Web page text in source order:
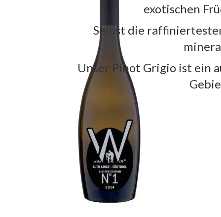
exotischen
Selbst die
Unser Pinot Grigio ist ein